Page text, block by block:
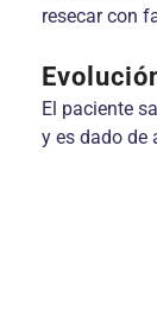
resecar con
El paciente
y es dado de